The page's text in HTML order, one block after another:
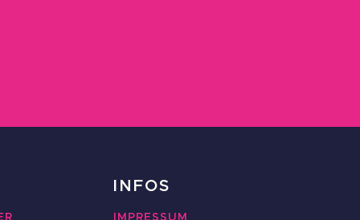
INFOS
IMPRESSUM